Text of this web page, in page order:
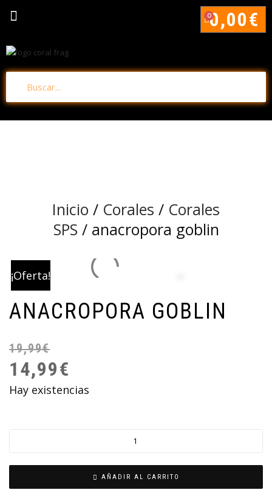
0,00€
0
Inicio / Corales / Corales
SPS / anacropora goblin
¡Oferta!
ANACROPORA GOBLIN
19,99€
14,99€
Hay existencias
AÑADIR AL CARRITO